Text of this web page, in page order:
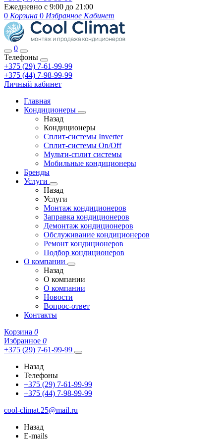
Ежедневно с 9:00 до 21:00
0 Корзина 0 Избранное Кабинет
0
Телефоны
+375 (29) 7-61-99-99
+375 (44) 7-98-99-99
Личный кабинет
Главная
Кондиционеры
Назад
Кондиционеры
Сплит-системы Inverter
Сплит-системы On/Off
Мульти-сплит системы
Мобильные кондиционеры
Бренды
Услуги
Назад
Услуги
Монтаж кондиционеров
Заправка кондиционеров
Демонтаж кондиционеров
Обслуживание кондиционеров
Ремонт кондиционеров
Подбор кондиционеров
О компании
Назад
О компании
О компании
Новости
Вопрос-ответ
Контакты
Корзина 0
Избранное 0
+375 (29) 7-61-99-99
Назад
Телефоны
+375 (29) 7-61-99-99
+375 (44) 7-98-99-99
cool-climat.25@mail.ru
Назад
E-mails